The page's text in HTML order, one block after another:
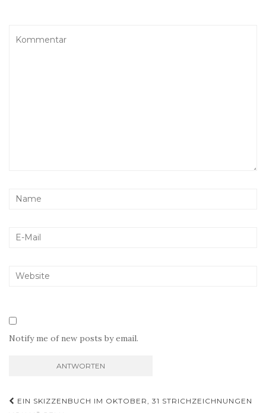
Notify me of new posts by email.
Beitragsnavigation
EIN SKIZZENBUCH IM OKTOBER, 31 STRICHZEICHNUNGEN